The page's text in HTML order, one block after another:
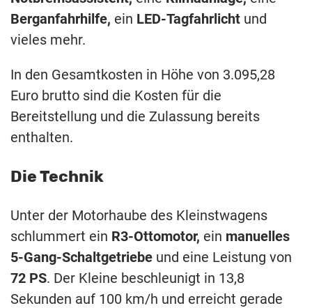
Berganfahrhilfe, ein LED-Tagfahrlicht und
vieles mehr.
In den Gesamtkosten in Höhe von 3.095,28
Euro brutto sind die Kosten für die
Bereitstellung und die Zulassung bereits
enthalten.
Die Technik
Unter der Motorhaube des Kleinstwagens
schlummert ein R3-Ottomotor, ein manuelles
5-Gang-Schaltgetriebe und eine Leistung von
72 PS. Der Kleine beschleunigt in 13,8
Sekunden auf 100 km/h und erreicht gerade